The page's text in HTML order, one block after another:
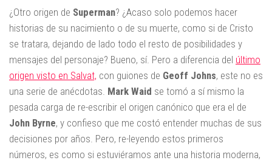
¿Otro origen de Superman? ¿Acaso solo podemos hacer
historias de su nacimiento o de su muerte, como si de Cristo
se tratara, dejando de lado todo el resto de posibilidades y
mensajes del personaje? Bueno, sí. Pero a diferencia del último
origen visto en Salvat, con guiones de Geoff Johns, este no es
una serie de anécdotas. Mark Waid se tomó a sí mismo la
pesada carga de re-escribir el origen canónico que era el de
John Byrne, y confieso que me costó entender muchas de sus
decisiones por años. Pero, re-leyendo estos primeros
números, es como si estuviéramos ante una historia moderna,